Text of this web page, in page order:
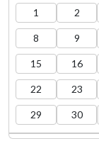
1 2
8 9
15 16
22 23
29 30